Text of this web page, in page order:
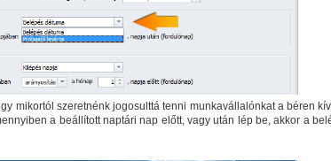
mikortól szeretnénk jogosulttá tenni munkavállalónkat a béren
a beállított naptári nap előtt, vagy után lép be, akkor a